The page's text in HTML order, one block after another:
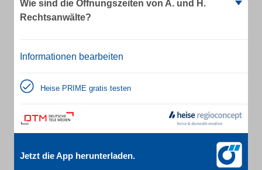
Wie sind die Öffnungszeiten von A. und H.
Rechtsanwälte?
Informationen bearbeiten
Heise PRIME gratis testen
Jetzt die App herunterladen.